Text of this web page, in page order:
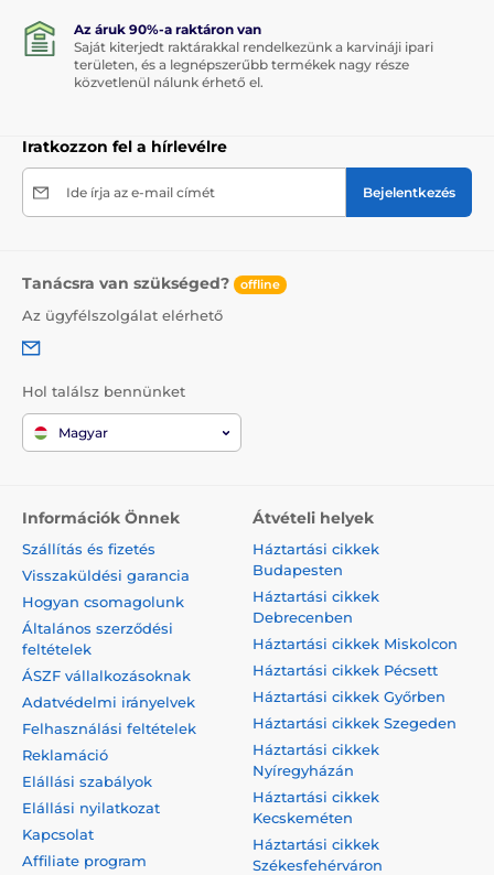
Az áruk 90%-a raktáron van
Saját kiterjedt raktárakkal rendelkezünk a karvináji ipari
területen, és a legnépszerűbb termékek nagy része
közvetlenül nálunk érhető el.
Iratkozzon fel a hírlevélre
Ide írja az e-mail címét Bejelentkezés
Tanácsra van szükséged? offline
Az ügyfélszolgálat elérhető
Hol találsz bennünket
Magyar
Információk Önnek
Szállítás és fizetés
Visszaküldési garancia
Hogyan csomagolunk
Általános szerződési
feltételek
ÁSZF vállalkozásoknak
Adatvédelmi irányelvek
Felhasználási feltételek
Reklamáció
Elállási szabályok
Elállási nyilatkozat
Kapcsolat
Affiliate program
Átvételi helyek
Háztartási cikkek
Budapesten
Háztartási cikkek
Debrecenben
Háztartási cikkek Miskolcon
Háztartási cikkek Pécsett
Háztartási cikkek Győrben
Háztartási cikkek Szegeden
Háztartási cikkek
Nyíregyházán
Háztartási cikkek
Kecskeméten
Háztartási cikkek
Székesfehérváron